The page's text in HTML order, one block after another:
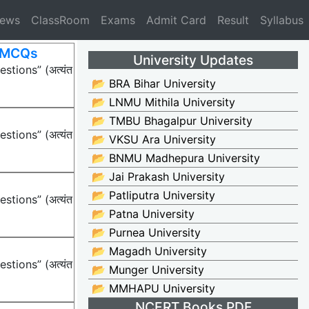
ClassRoom Exams Admit Card Result Syllabus
MCQs
(अत्यंत
(अत्यंत
(अत्यंत
(अत्यंत
University Updates
📂 BRA Bihar University
📂 LNMU Mithila University
📂 TMBU Bhagalpur University
📂 VKSU Ara University
📂 BNMU Madhepura University
📂 Jai Prakash University
📂 Patliputra University
📂 Patna University
📂 Purnea University
📂 Magadh University
📂 Munger University
📂 MMHAPU University